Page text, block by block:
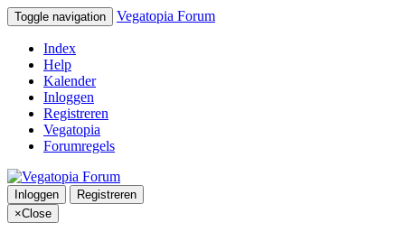
Toggle navigation Vegatopia Forum
Index
Help
Kalender
Inloggen
Registreren
Vegatopia
Forumregels
Inloggen
Registreren
×Close